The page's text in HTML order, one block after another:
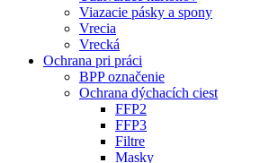
Viazacie pásky a spony
Vrecia
Vrecká
Ochrana pri práci
BPP označenie
Ochrana dýchacích ciest
FFP2
FFP3
Filtre
Masky